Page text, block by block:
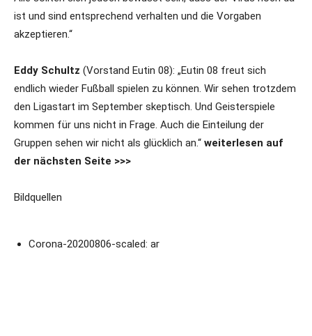
ist und sind entsprechend verhalten und die Vorgaben
akzeptieren.“
Eddy Schultz (Vorstand Eutin 08): „Eutin 08 freut sich
endlich wieder Fußball spielen zu können. Wir sehen trotzdem
den Ligastart im September skeptisch. Und Geisterspiele
kommen für uns nicht in Frage. Auch die Einteilung der
Gruppen sehen wir nicht als glücklich an.“ weiterlesen auf
der nächsten Seite >>>
Bildquellen
Corona-20200806-scaled: ar